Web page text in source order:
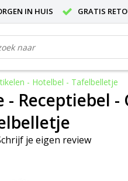
IN HUIS GRATIS
- Hotelbel - Tafelbelletje
- Receptiebel
je eigen review